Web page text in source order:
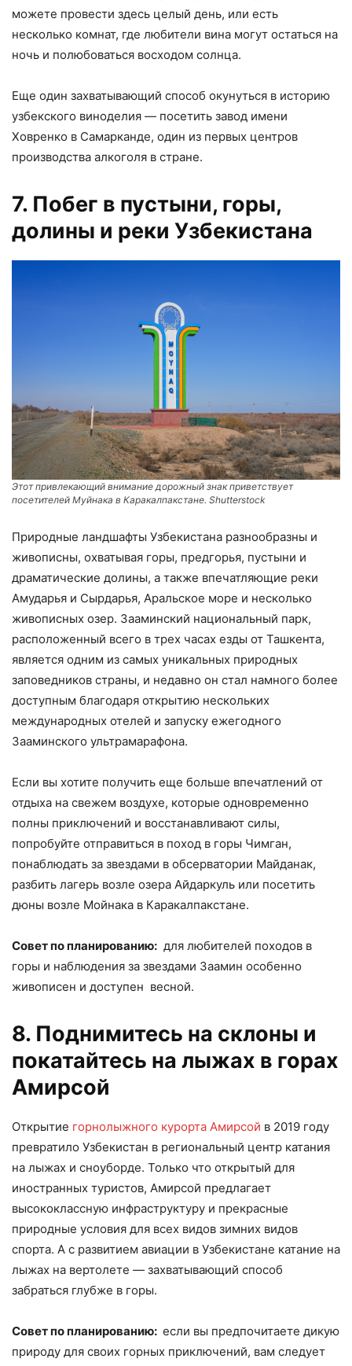
можете провести здесь целый день, или есть
несколько комнат, где любители вина могут остаться на
ночь и полюбоваться восходом солнца.
Еще один захватывающий способ окунуться в историю
узбекского виноделия — посетить завод имени
Ховренко в Самарканде, один из первых центров
производства алкоголя в стране.
7. Побег в пустыни, горы,
долины и реки Узбекистана
Этот привлекающий внимание дорожный знак приветствует
посетителей Муйнака в Каракалпакстане. Shutterstock
Природные ландшафты Узбекистана разнообразны и
живописны, охватывая горы, предгорья, пустыни и
драматические долины, а также впечатляющие реки
Амударья и Сырдарья, Аральское море и несколько
живописных озер. Зааминский национальный парк,
расположенный всего в трех часах езды от Ташкента,
является одним из самых уникальных природных
заповедников страны, и недавно он стал намного более
доступным благодаря открытию нескольких
международных отелей и запуску ежегодного
Зааминского ультрамарафона.
Если вы хотите получить еще больше впечатлений от
отдыха на свежем воздухе, которые одновременно
полны приключений и восстанавливают силы,
попробуйте отправиться в поход в горы Чимган,
понаблюдать за звездами в обсерватории Майданак,
разбить лагерь возле озера Айдаркуль или посетить
дюны возле Мойнака в Каракалпакстане.
Совет по планированию: для любителей походов в
горы и наблюдения за звездами Заамин особенно
живописен и доступен весной.
8. Поднимитесь на склоны и
покатайтесь на лыжах в горах
Амирсой
Открытие горнолыжного курорта Амирсой в 2019 году
превратило Узбекистан в региональный центр катания
на лыжах и сноуборде. Только что открытый для
иностранных туристов, Амирсой предлагает
высококлассную инфраструктуру и прекрасные
природные условия для всех видов зимних видов
спорта. А с развитием авиации в Узбекистане катание на
лыжах на вертолете — захватывающий способ
забраться глубже в горы.
Совет по планированию: если вы предпочитаете дикую
природу для своих горных приключений, вам следует